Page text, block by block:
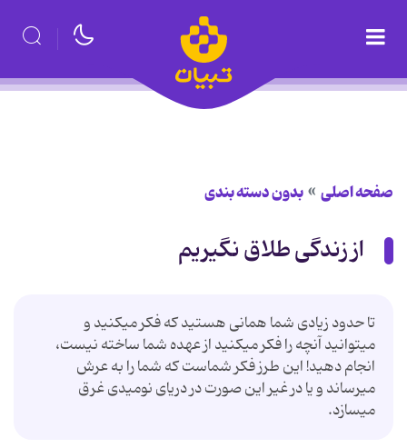
صفحه اصلی بدون دسته بندی
از زندگی طلاق نگیریم
تا حدود زیادی شما همانی هستید که فکر می‏کنید و
می‏توانید آنچه را فکر می‏کنید از عهده شما ساخته نیست،
انجام دهید! این طرز فکر شماست که شما را به عرش
می‏رساند و یا در غیر این صورت در دریای نومیدی غرق
می‏سازد.